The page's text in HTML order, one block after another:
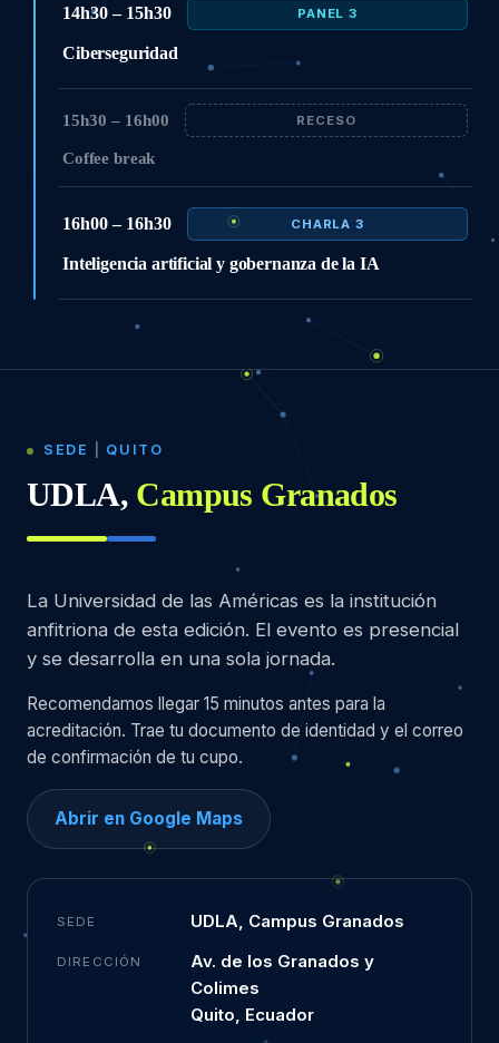
14h30 – 15h30 PANEL 3
Ciberseguridad
15h30 – 16h00 RECESO
Coffee break
16h00 – 16h30 CHARLA 3
Inteligencia artificial y gobernanza de la IA
SEDE QUITO
UDLA, Campus Granados
La Universidad de las Américas es la institución
anfitriona de esta edición. El evento es presencial
y se desarrolla en una sola jornada.
Recomendamos llegar 15 minutos antes para la
acreditación. Trae tu documento de identidad y el correo
de confirmación de tu cupo.
Abrir en Google Maps
SEDE UDLA, Campus Granados
DIRECCIÓN
Av. de los Granados y
Colimes
Quito, Ecuador